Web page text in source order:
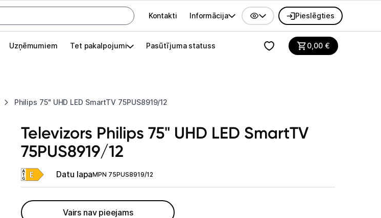
Galvenes izvēlne
Kontakti Informācija Pieslēgties
Uzņēmumiem Tet pakalpojumi Pasūtījuma statuss 0,00€
Philips 75" UHD LED SmartTV 75PUS8919/12
Pieslēgties
ierīci izdevīgāk!
piederumi
Televizors Philips 75" UHD LED SmartTV
75PUS8919/12
Datu lapaMPN 75PUS8919/12
Vairs nav pieejams